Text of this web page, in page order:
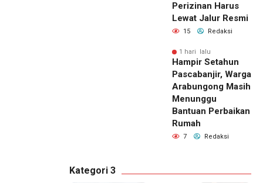
Perizinan Harus
Lewat Jalur Resmi
15 Redaksi
1 hari lalu
Hampir Setahun
Pascabanjir, Warga
Arabungong Masih
Menunggu
Bantuan Perbaikan
Rumah
7 Redaksi
Kategori 3